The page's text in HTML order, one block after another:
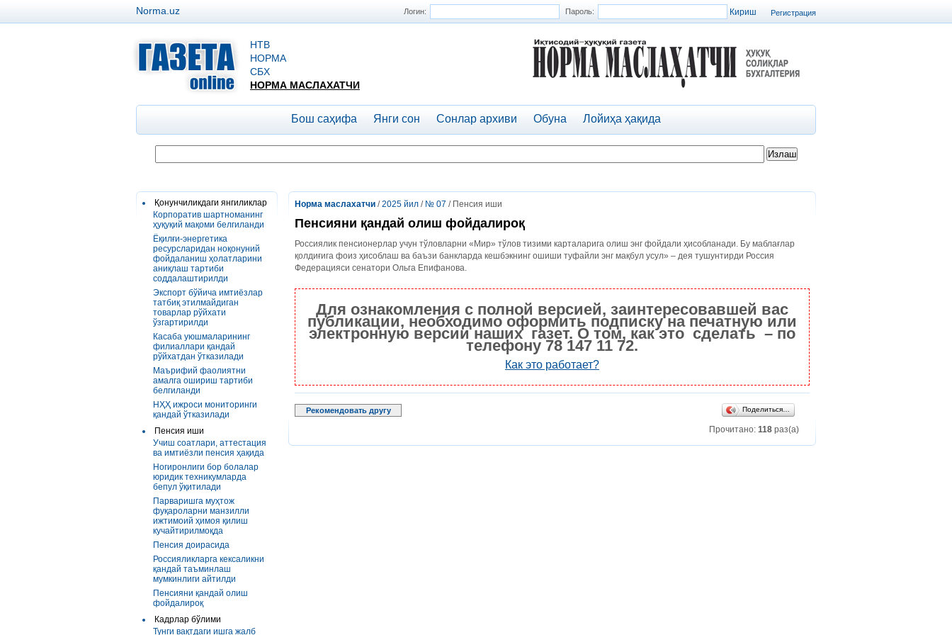
Регистрация
Логин: Пароль:
Norma.uz
НТВ
НОРМА
СБХ
НОРМА МАСЛАХАТЧИ
Бош саҳифа Янги сон Сонлар архиви Обуна Лойиҳа ҳақида
Қонунчиликдаги янгиликлар
Корпоратив шартноманинг
ҳуқуқий мақоми белгиланди
Ёқилғи-энергетика
ресурсларидан ноқонуний
фойдаланиш ҳолатларини
аниқлаш тартиби
соддалаштирилди
Экспорт бўйича имтиёзлар
татбиқ этилмайдиган
товарлар рўйхати
ўзгартирилди
Касаба уюшмаларининг
филиаллари қандай
рўйхатдан ўтказилади
Маърифий фаолиятни
амалга ошириш тартиби
белгиланди
НҲҲ ижроси мониторинги
қандай ўтказилади
Пенсия иши
Учиш соатлари, аттестация
ва имтиёзли пенсия ҳақида
Ногиронлиги бор болалар
юридик техникумларда
бепул ўқитилади
Парваришга муҳтож
фуқароларни манзилли
ижтимоий ҳимоя қилиш
кучайтирилмоқда
Пенсия доирасида
Россияликларга кексаликни
қандай таъминлаш
мумкинлиги айтилди
Пенсияни қандай олиш
фойдалироқ
Кадрлар бўлими
Тунги вақтдаги ишга жалб
Норма маслахатчи /2025 йил / № 07 / Пенсия иши
Пенсияни қандай олиш фойдалироқ
Россиялик пенсионерлар учун тўловларни «Мир» тўлов тизими карталарига олиш энг фойдали ҳисобланади. Бу маблағлар
қолдиғига фоиз ҳисоблаш ва баъзи банкларда кешбэкнинг ошиши туфайли энг мақбул усул» – дея тушунтирди Россия
Федерацияси сенатори Ольга Епифанова.
Для ознакомления с полной версией, заинтересовавшей вас
публикации, необходимо оформить подписку на печатную или
электронную версии наших газет. О том, как это сделать – по
телефону 78 147 11 72.
Как это работает?
Рекомендовать другу Поделиться…
Прочитано: 118 раз(а)